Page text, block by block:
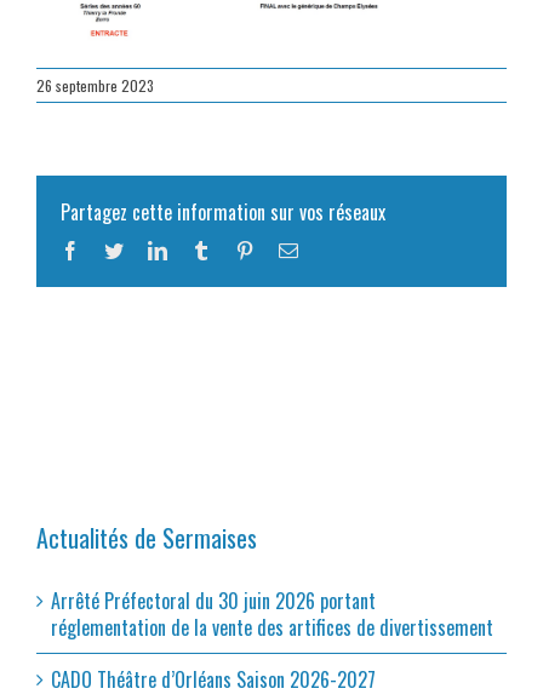
26 septembre 2023
Partagez cette information sur vos réseaux
Facebook
TwitterLinkedInTumblr PinterestEmail
Actualités de Sermaises
Arrêté Préfectoral du 30 juin 2026 portant
réglementation de la vente des artifices de divertissement
CADO Théâtre d’Orléans Saison 2026-2027